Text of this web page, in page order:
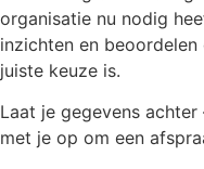
organisatie nu nodig
inzichten en
juiste keuze is.
Laat je gegevens
met je op om een